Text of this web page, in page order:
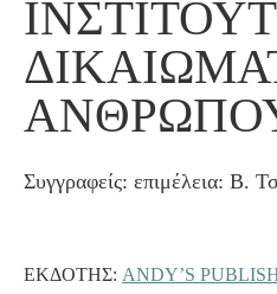
Συγγραφείς: επιμέλεια: Β.
ΕΚΔΌΤΗΣ: ANDY’S